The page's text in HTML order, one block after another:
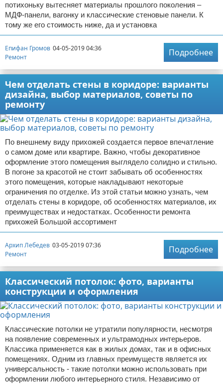
потихоньку вытесняет материалы прошлого поколения –
МДФ-панели, вагонку и классические стеновые панели. К
тому же его стоимость ниже, да и установка
Епифан Громов 04-05-2019 04:36
Ремонт
Подробнее
Чем отделать стены в коридоре: варианты
дизайна, выбор материалов, советы по
ремонту
По внешнему виду прихожей создается первое впечатление
о самом доме или квартире. Важно, чтобы декоративное
оформление этого помещения выглядело солидно и стильно.
В погоне за красотой не стоит забывать об особенностях
этого помещения, которые накладывают некоторые
ограничения по отделке. Из этой статьи можно узнать, чем
отделать стены в коридоре, об особенностях материалов, их
преимуществах и недостатках. Особенности ремонта
прихожей Большой ассортимент
Архип Лебедев 03-05-2019 07:36
Ремонт
Подробнее
Классический потолок: фото, варианты
конструкции и оформления
Классические потолки не утратили популярности, несмотря
на появление современных и ультрамодных интерьеров.
Классика применяется как в жилых домах, так и в офисных
помещениях. Одним из главных преимуществ является их
универсальность - такие потолки можно использовать при
оформлении любого интерьерного стиля. Независимо от